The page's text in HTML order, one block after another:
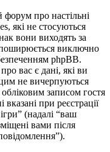
форум про настільні
які не стосуються
вони виходять за
виключно
phpBB.
вас є дані, які ви
не вичерпуються
записом гостя
при реєстрації
(надалі “ваш
вами після